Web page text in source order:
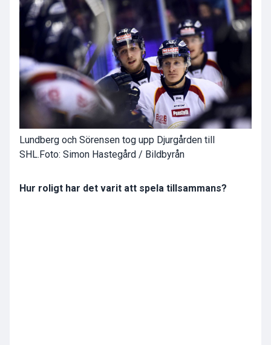
Lundberg och Sörensen tog upp Djurgården till
SHL. Foto: Simon Hastegård / Bildbyrån
Hur roligt har det varit att spela tillsammans?